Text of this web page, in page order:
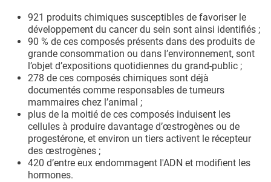
921 produits chimiques susceptibles de favoriser le
développement du cancer du sein sont ainsi identifiés ;
90 % de ces composés présents dans des produits de
grande consommation ou dans l’environnement, sont
l’objet d’expositions quotidiennes du grand-public ;
278 de ces composés chimiques sont déjà
documentés comme responsables de tumeurs
mammaires chez l’animal ;
plus de la moitié de ces composés induisent les
cellules à produire davantage d’œstrogènes ou de
progestérone, et environ un tiers activent le récepteur
des œstrogènes ;
420 d’entre eux endommagent l'ADN et modifient les
hormones.